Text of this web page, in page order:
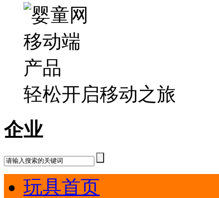
轻松开启移动之旅
企业
玩具首页